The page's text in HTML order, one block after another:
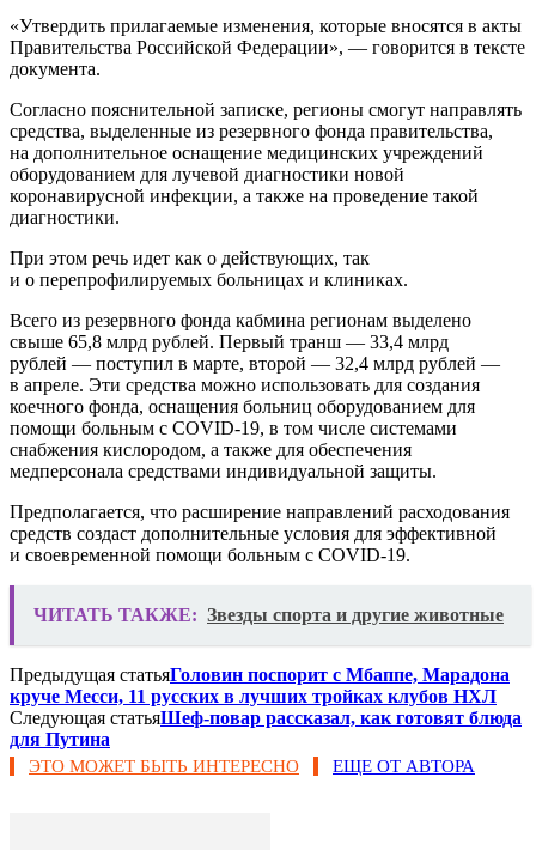
«Утвердить прилагаемые изменения, которые вносятся в акты
Правительства Российской Федерации», — говорится в тексте
документа.
Согласно пояснительной записке, регионы смогут направлять
средства, выделенные из резервного фонда правительства,
на дополнительное оснащение медицинских учреждений
оборудованием для лучевой диагностики новой
коронавирусной инфекции, а также на проведение такой
диагностики.
При этом речь идет как о действующих, так
и о перепрофилируемых больницах и клиниках.
Всего из резервного фонда кабмина регионам выделено
свыше 65,8 млрд рублей. Первый транш — 33,4 млрд
рублей — поступил в марте, второй — 32,4 млрд рублей —
в апреле. Эти средства можно использовать для создания
коечного фонда, оснащения больниц оборудованием для
помощи больным с COVID-19, в том числе системами
снабжения кислородом, а также для обеспечения
медперсонала средствами индивидуальной защиты.
Предполагается, что расширение направлений расходования
средств создаст дополнительные условия для эффективной
и своевременной помощи больным с COVID-19.
ЧИТАТЬ ТАКЖЕ: Звезды спорта и другие животные
Предыдущая статьяГоловин поспорит с Мбаппе, Марадона
круче Месси, 11 русских в лучших тройках клубов НХЛ
Следующая статьяШеф-повар рассказал, как готовят блюда
для Путина
ЭТО МОЖЕТ БЫТЬ ИНТЕРЕСНО ЕЩЕ ОТ АВТОРА